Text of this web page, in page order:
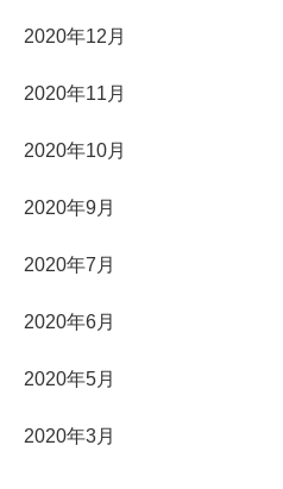
2020年12月
2020年11月
2020年10月
2020年9月
2020年7月
2020年6月
2020年5月
2020年3月